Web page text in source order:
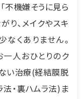
不機嫌そうに見ら
り、メイクやスキ
くありません。
人おひとりのク
い治療(経結膜脱
・裏ハムラ法)ま